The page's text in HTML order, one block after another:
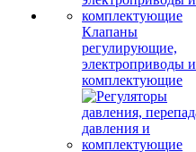
Клапаны
регулирующие,
электроприводы и
комплектующие